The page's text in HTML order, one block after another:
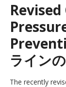
ライン
The recently